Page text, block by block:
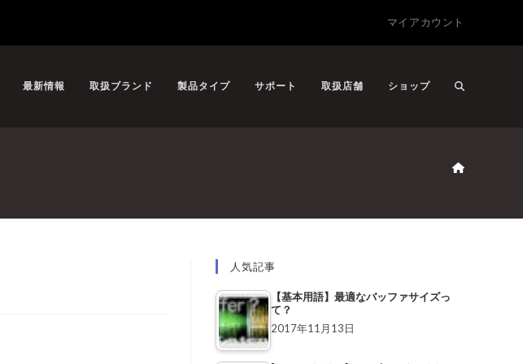
マイアカウント
最新情報 取扱ブランド 製品タイプ サポート 取扱店舗 ショップ
人気記事
【基本用語】最適なバッファサイズっ
て？
2017年11月13日